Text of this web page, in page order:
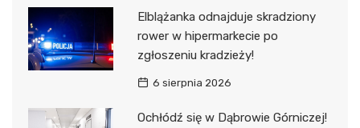
Elblążanka odnajduje skradziony
rower w hipermarkecie po
zgłoszeniu kradzieży!
6 sierpnia 2026
Ochłódź się w Dąbrowie Górniczej!